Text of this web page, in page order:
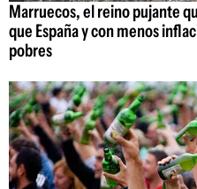
Marruecos, el reino pujante
que España y con menos
pobres